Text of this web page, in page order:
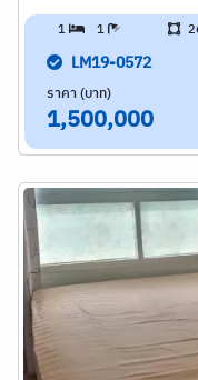
1 1
LM19-0572
ราคา (บาท)
1,500,000